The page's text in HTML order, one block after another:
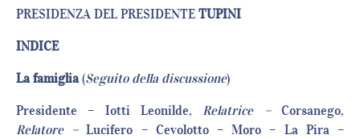
PRESIDENZA DEL PRESIDENTE TUPINI
INDICE
La famiglia(Seguito della discussione)
Presidente – Iotti Leonilde,Relatrice –Corsanego,
Relatore –Lucifero – Cevolotto – Moro – La Pira –